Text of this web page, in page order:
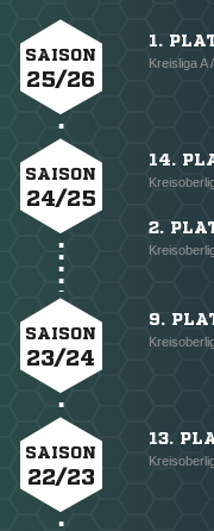
SAISON
25/26
1.
Kreisliga A
SAISON
24/25
14.
2.
SAISON
23/24
9.
SAISON
22/23
13.